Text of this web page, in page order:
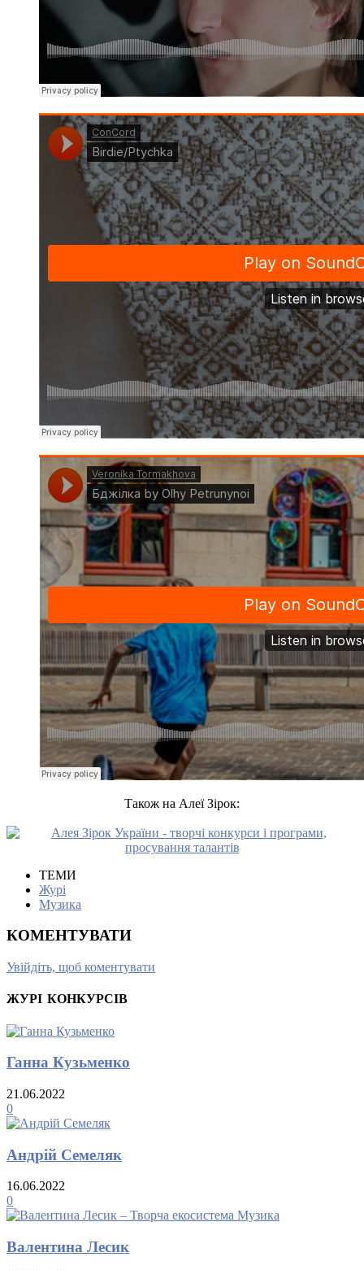
Також на Алеї Зірок:
ТЕМИ
Журі
Музика
КОМЕНТУВАТИ
Увійдіть, щоб коментувати
ЖУРІ КОНКУРСІВ
Ганна Кузьменко
21.06.2022
0
Андрій Семеляк
16.06.2022
0
Валентина Лесик